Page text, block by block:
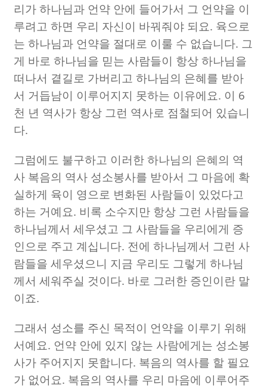
리가 하나님과 언약 안에 들어가서 그 언약을 이
루려고 하면 우리 자신이 바꿔줘야 되요. 육으로
는 하나님과 언약을 절대로 이룰 수 없습니다. 그
게 바로 하나님을 믿는 사람들이 항상 하나님을
떠나서 곁길로 가버리고 하나님의 은혜를 받아
서 거듭남이 이루어지지 못하는 이유에요. 이 6
천 년 역사가 항상 그런 역사로 점철되어 있습니
다.
그럼에도 불구하고 이러한 하나님의 은혜의 역
사 복음의 역사 성소봉사를 받아서 그 마음에 확
실하게 육이 영으로 변화된 사람들이 있었다고
하는 거예요. 비록 소수지만 항상 그런 사람들을
하나님께서 세우셨고 그 사람들을 우리에게 증
인으로 주고 계십니다. 전에 하나님께서 그런 사
람들을 세우셨으니 지금 우리도 그렇게 하나님
께서 세워주실 것이다. 바로 그러한 증인이란 말
이죠.
그래서 성소를 주신 목적이 언약을 이루기 위해
서예요. 언약 안에 있지 않는 사람에게는 성소봉
사가 주어지지 못합니다. 복음의 역사를 할 필요
가 없어요. 복음의 역사를 우리 마음에 이루어주